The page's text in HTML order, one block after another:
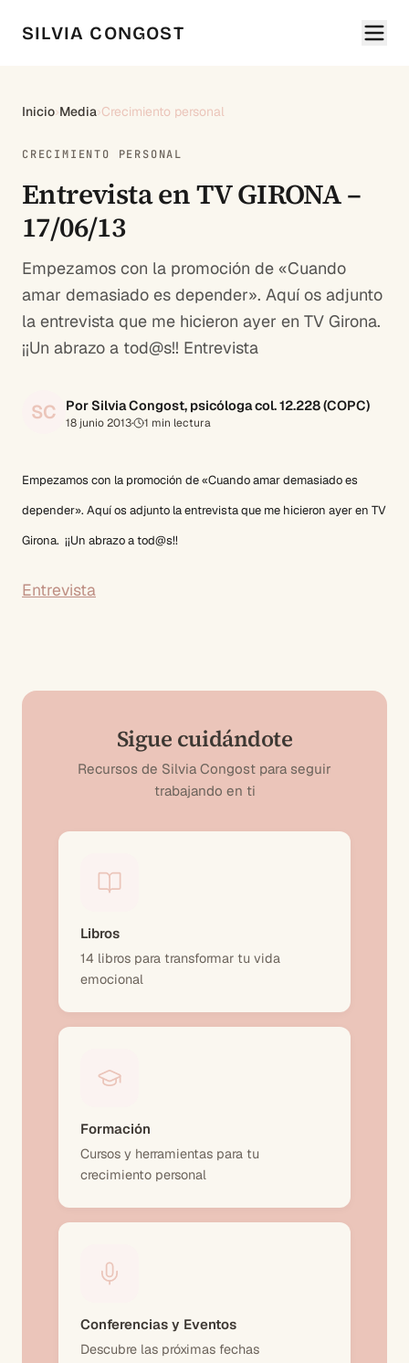
SILVIA CONGOST
Inicio›Media›Crecimiento personal
CRECIMIENTO PERSONAL
Entrevista en TV GIRONA –
17/06/13
Empezamos con la promoción de «Cuando
amar demasiado es depender». Aquí os adjunto
la entrevista que me hicieron ayer en TV Girona.
¡¡Un abrazo a tod@s!! Entrevista
SC Por Silvia Congost, psicóloga col. 12.228 (COPC)
18 junio 2013· 1 min lectura
Empezamos con la promoción de «Cuando amar demasiado es
depender». Aquí os adjunto la entrevista que me hicieron ayer en TV
Girona. ¡¡Un abrazo a tod@s!!
Entrevista
Sigue cuidándote
Recursos de Silvia Congost para seguir
trabajando en ti
Libros
14 libros para transformar tu vida
emocional
Formación
Cursos y herramientas para tu
crecimiento personal
Conferencias y Eventos
Descubre las próximas fechas